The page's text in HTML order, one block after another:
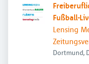
Fußball-
Lensing Media | Medienhaus Bauer |
Zeitungsverlag
Dortmund,